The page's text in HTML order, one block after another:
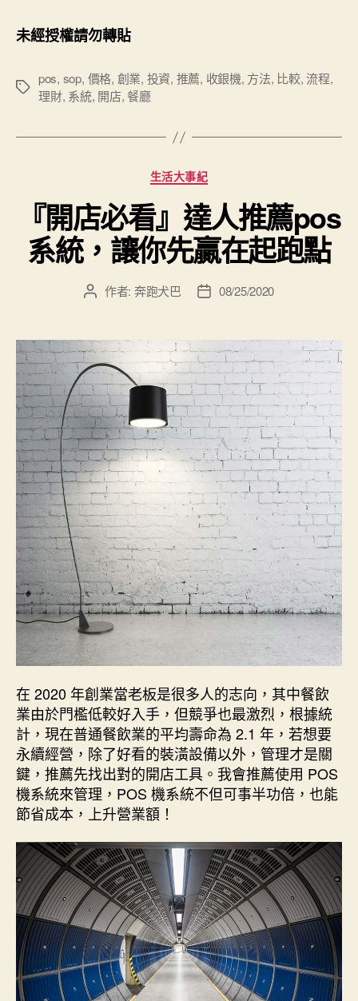
未經授權請勿轉貼
標
pos, sop, 價格, 創業, 投資, 推薦, 收銀機, 方法, 比較,流程,
理財, 系統, 開店, 餐廳
分
類
生活大事紀
『開店必看』達人推薦pos
系統，讓你先贏在起跑點
文
者
作者: 奔跑犬巴
文
佈
日
期
08/25/2020
在 2020 年創業當老板是很多人的志向，其中餐飲
業由於門檻低較好入手，但競爭也最激烈，根據統
計，現在普通餐飲業的平均壽命為 2.1 年，若想要
永續經營，除了好看的裝潢設備以外，管理才是關
鍵，推薦先找出對的開店工具。我會推薦使用 POS
機系統來管理，POS 機系統不但可事半功倍，也能
節省成本，上升營業額！